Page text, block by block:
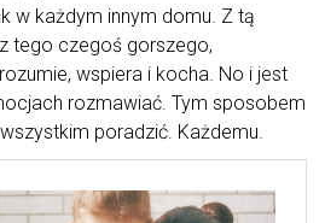
w każdym innym domu. Z tą
tego czegoś gorszego,
wspiera i kocha. No i jest
rozmawiać. Tym sposobem
poradzić. Każdemu.